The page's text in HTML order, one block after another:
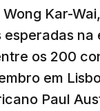
Kar-
os 200
em
Paul